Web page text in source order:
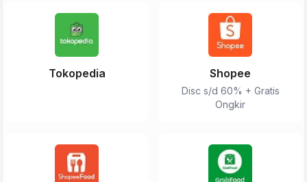
Tokopedia Shopee
Disc s/d 60% + Gratis
Ongkir